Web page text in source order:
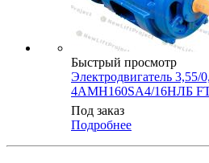
Быстрый просмотр
Электродвигатель
4АМН160SA4/16НЛБ
Под заказ
Подробнее